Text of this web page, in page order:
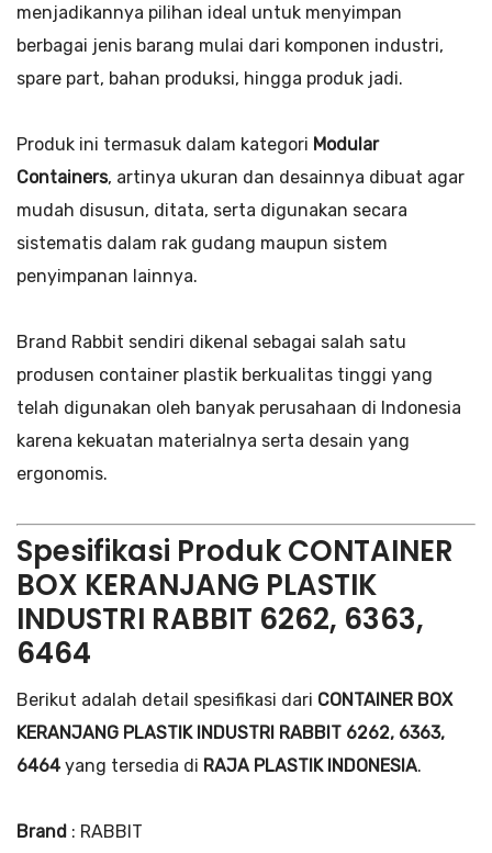
menjadikannya pilihan ideal untuk menyimpan
berbagai jenis barang mulai dari komponen industri,
spare part, bahan produksi, hingga produk jadi.
Produk ini termasuk dalam kategori Modular
Containers, artinya ukuran dan desainnya dibuat agar
mudah disusun, ditata, serta digunakan secara
sistematis dalam rak gudang maupun sistem
penyimpanan lainnya.
Brand Rabbit sendiri dikenal sebagai salah satu
produsen container plastik berkualitas tinggi yang
telah digunakan oleh banyak perusahaan di Indonesia
karena kekuatan materialnya serta desain yang
ergonomis.
Spesifikasi Produk CONTAINER
BOX KERANJANG PLASTIK
INDUSTRI RABBIT 6262, 6363,
6464
Berikut adalah detail spesifikasi dari CONTAINER BOX
KERANJANG PLASTIK INDUSTRI RABBIT 6262, 6363,
6464yang tersedia di RAJA PLASTIK INDONESIA.
Brand : RABBIT